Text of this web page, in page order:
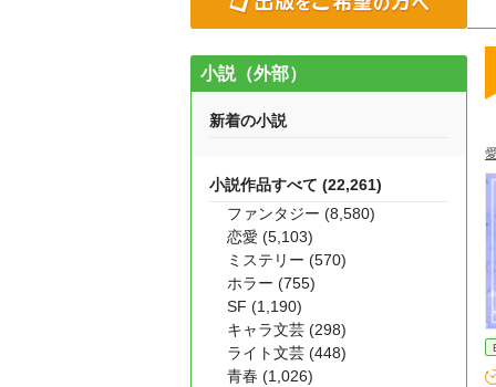
小説（外部）
新着の小説
小説作品すべて (22,261)
ファンタジー (8,580)
恋愛 (5,103)
ミステリー (570)
ホラー (755)
SF (1,190)
キャラ文芸 (298)
ライト文芸 (448)
青春 (1,026)